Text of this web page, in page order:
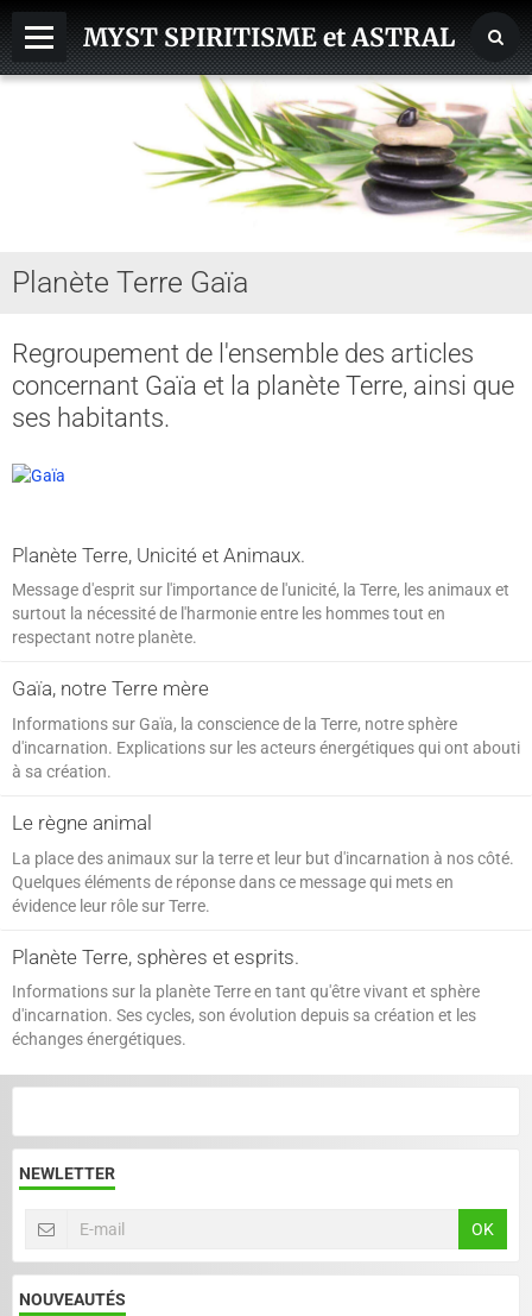
MYST SPIRITISME et ASTRAL
ASTRAL, SPHERES, TERRE
REINCARNATION
CHAKRA - CORPS SUBTILS
GUERISSEURS - MAGNETISME
VOYANCE - DIVINATION
Planète Terre Gaïa
Regroupement de l'ensemble des articles
concernant Gaïa et la planète Terre, ainsi que
ses habitants.
Planète Terre, Unicité et Animaux.
Message d'esprit sur l'importance de l'unicité, la Terre, les animaux et
surtout la nécessité de l'harmonie entre les hommes tout en
respectant notre planète.
Gaïa, notre Terre mère
Informations sur Gaïa, la conscience de la Terre, notre sphère
d'incarnation. Explications sur les acteurs énergétiques qui ont abouti
à sa création.
Le règne animal
La place des animaux sur la terre et leur but d'incarnation à nos côté.
Quelques éléments de réponse dans ce message qui mets en
évidence leur rôle sur Terre.
Planète Terre, sphères et esprits.
Informations sur la planète Terre en tant qu'être vivant et sphère
d'incarnation. Ses cycles, son évolution depuis sa création et les
échanges énergétiques.
NEWLETTER
OK
NOUVEAUTÉS